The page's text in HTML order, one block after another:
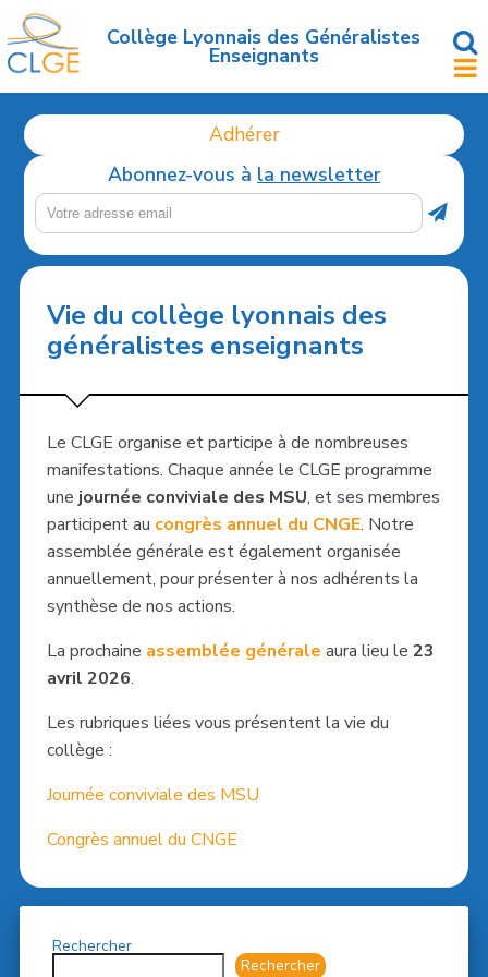
Accéder
au
contenu
Collège Lyonnais des Généralistes
Enseignants
Adhérer
Abonnez-vous à la newsletter
Vie du collège lyonnais des
généralistes enseignants
Le CLGE organise et participe à de nombreuses
manifestations. Chaque année le CLGE programme
une journée conviviale des MSU, et ses membres
participent au congrès annuel du CNGE. Notre
assemblée générale est également organisée
annuellement, pour présenter à nos adhérents la
synthèse de nos actions.
La prochaine assemblée générale aura lieu le 23
avril 2026.
Les rubriques liées vous présentent la vie du
collège :
Journée conviviale des MSU
Congrès annuel du CNGE
Rechercher
Rechercher